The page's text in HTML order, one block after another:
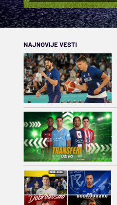
NAJNOVIJE VESTI